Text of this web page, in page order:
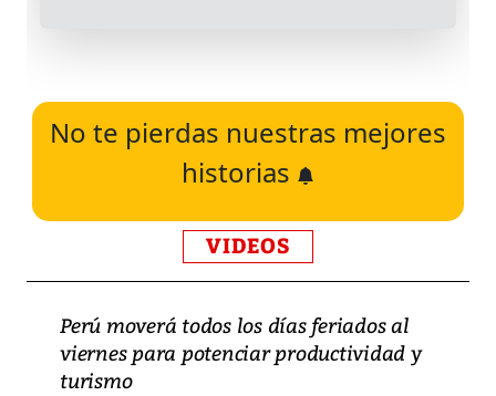
No te pierdas nuestras mejores
historias
VIDEOS
Perú moverá todos los días feriados al
viernes para potenciar productividad y
turismo